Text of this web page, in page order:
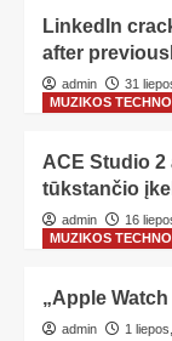
LinkedIn
after
admin
31
MUZIKOS
ACE Studio
tūkstančio
admin
16
MUZIKOS
„Apple
admin 1